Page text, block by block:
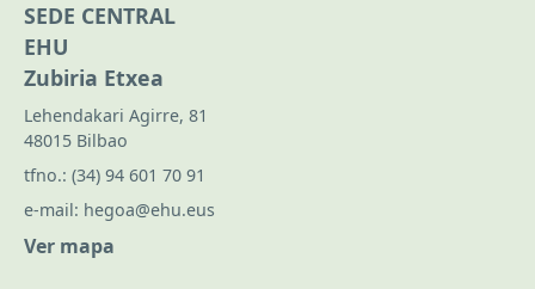
SEDE CENTRAL
EHU
Zubiria Etxea
Lehendakari Agirre, 81
48015 Bilbao
tfno.: (34) 94 601 70 91
e-mail: hegoa@ehu.eus
Ver mapa